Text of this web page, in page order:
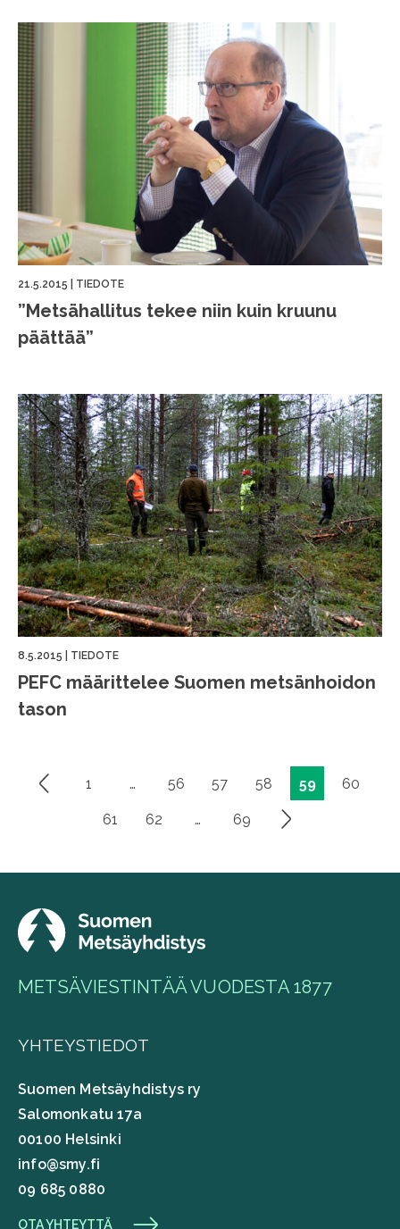
21.5.2015 TIEDOTE
”Metsähallitus tekee niin kuin kruunu
päättää”
8.5.2015 TIEDOTE
PEFC määrittelee Suomen metsänhoidon
tason
Artikkelien
1 … 56 57 58 59 60
61 62 … 69
METSÄVIESTINTÄÄ VUODESTA 1877
YHTEYSTIEDOT
Suomen Metsäyhdistys ry
Salomonkatu 17a
00100 Helsinki
info@smy.fi
09 685 0880
OTA YHTEYTTÄ